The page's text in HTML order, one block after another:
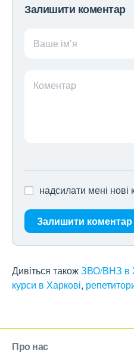
Залишити коментар
Ваше ім’я
Коментар
надсилати мені
Залишити коментар
Дивіться такожЗВО/ВНЗ в
курси в Харкові,
Про нас